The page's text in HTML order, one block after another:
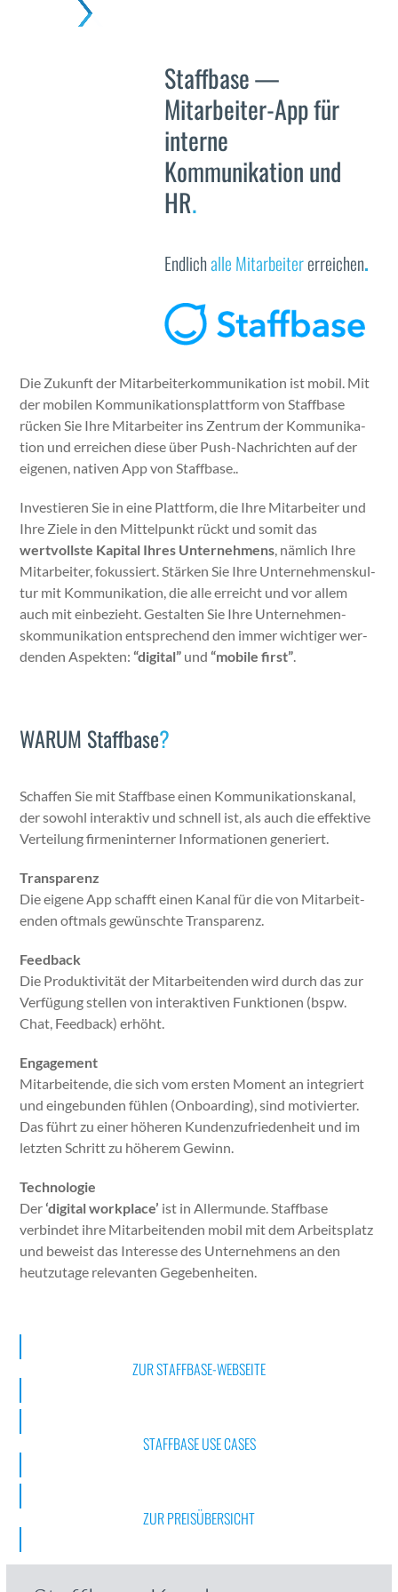
Staffbase —
Mitarbeiter-App für
interne
Kommunikation und
HR.
Endlichalle Mitar­beit­ererre­ichen.
Die Zukun­ft der Mitarbeiter­kommunikation ist mobil. Mit
der mobilen Kom­mu­nika­tion­splat­tform von Staff­base
rück­en Sie Ihre Mitar­beit­er ins Zen­trum der Kom­mu­nika­
tion und erre­ichen diese über Push-Nachricht­en auf der
eige­nen, nativ­en App von Staff­base..
Investieren Sie in eine Plat­tform, die Ihre Mitar­beit­er und
Ihre Ziele in den Mit­telpunkt rückt und somit das
wertvoll­ste Kap­i­tal Ihres Unternehmens, näm­lich Ihre
Mitar­beit­er, fokussiert. Stärken Sie Ihre Unternehmen­skul­
tur mit Kom­mu­nika­tion, die alle erre­icht und vor allem
auch mit ein­bezieht. Gestal­ten Sie Ihre Unternehmen­
skom­mu­nika­tion entsprechend den immer wichtiger wer­
den­den Aspek­ten:“dig­i­tal” und“mobile first”.
WARUM Staffbase?
Schaf­fen Sie mit Staff­base einen Kom­mu­nika­tion­skanal,
der sowohl inter­ak­tiv und schnell ist, als auch die effek­tive
Verteilung fir­menin­tern­er Infor­ma­tio­nen gener­iert.
Trans­parenz
Die eigene App schafft einen Kanal für die von Mitar­bei­t­
en­den oft­mals gewün­schte Trans­parenz.
Feed­back
Die Pro­duk­tiv­ität der Mitar­bei­t­en­den wird durch das zur
Ver­fü­gung stellen von inter­ak­tiv­en Funk­tio­nen (bspw.
Chat, Feed­back) erhöht.
Engage­ment
Mitar­bei­t­ende, die sich vom ersten Moment an inte­gri­ert
und einge­bun­den fühlen (Onboard­ing), sind motiviert­er.
Das führt zu ein­er höheren Kun­den­zufrieden­heit und im
let­zten Schritt zu höherem Gewinn.
Tech­nolo­gie
Der‘dig­i­tal work­place’ ist in Aller­munde. Staff­base
verbindet ihre Mitar­bei­t­en­den mobil mit dem Arbeit­splatz
und beweist das Inter­esse des Unternehmens an den
heutzu­tage rel­e­van­ten Gegeben­heit­en.
ZUR STAFF­BASE-WEB­SEITE
STAFF­BASE USE CAS­ES
ZUR PREISÜBER­SICHT